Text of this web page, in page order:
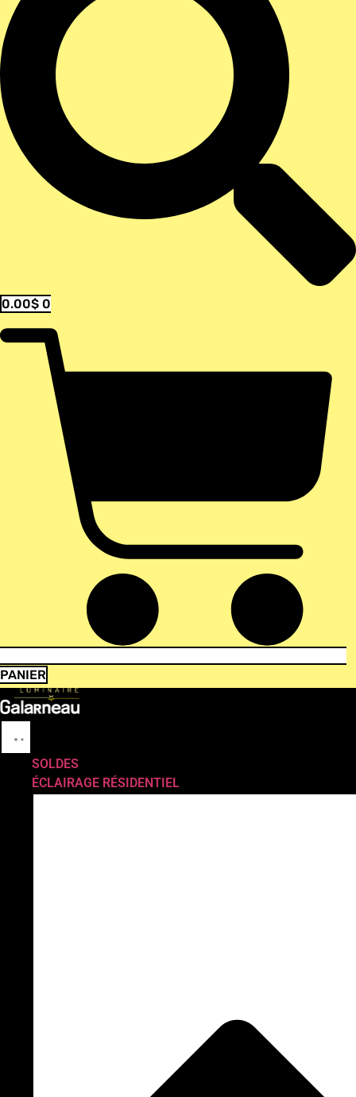
0.00$ 0
PANIER
SOLDES
ÉCLAIRAGE RÉSIDENTIEL